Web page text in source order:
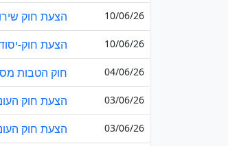
10/06/26 הצעת חוק
10/06/26 הצעת חוק-
04/06/26 חוק הטבות מס
03/06/26 הצעת חוק
03/06/26 הצעת חוק